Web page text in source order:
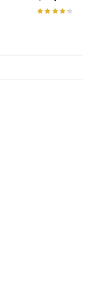
omáčce s